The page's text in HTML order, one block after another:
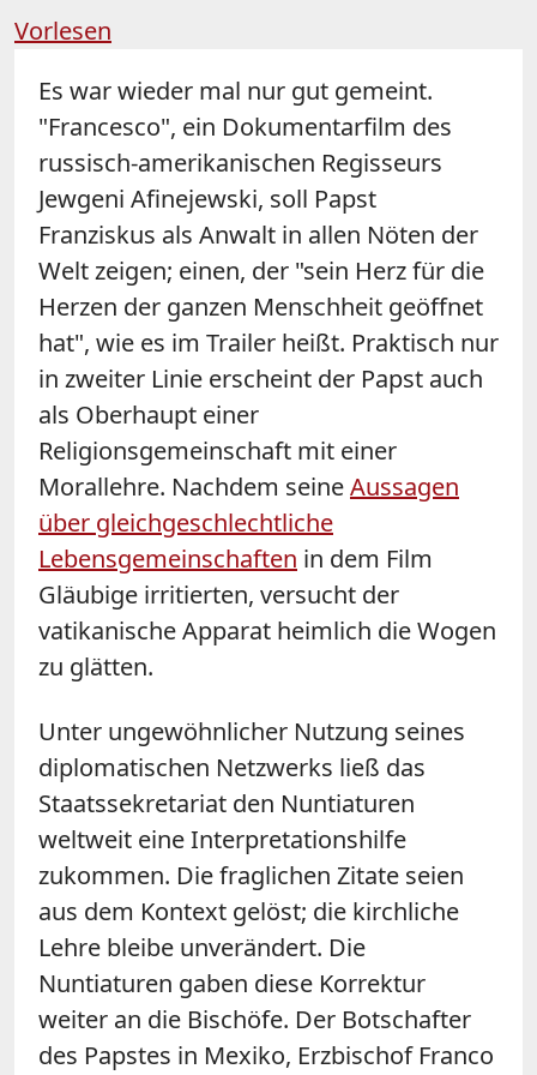
Vorlesen
Es war wieder mal nur gut gemeint.
"Francesco", ein Dokumentarfilm des
russisch-amerikanischen Regisseurs
Jewgeni Afinejewski, soll Papst
Franziskus als Anwalt in allen Nöten der
Welt zeigen; einen, der "sein Herz für die
Herzen der ganzen Menschheit geöffnet
hat", wie es im Trailer heißt. Praktisch nur
in zweiter Linie erscheint der Papst auch
als Oberhaupt einer
Religionsgemeinschaft mit einer
Morallehre. Nachdem seineAussagen
über gleichgeschlechtliche
Lebensgemeinschaften in dem Film
Gläubige irritierten, versucht der
vatikanische Apparat heimlich die Wogen
zu glätten.
Unter ungewöhnlicher Nutzung seines
diplomatischen Netzwerks ließ das
Staatssekretariat den Nuntiaturen
weltweit eine Interpretationshilfe
zukommen. Die fraglichen Zitate seien
aus dem Kontext gelöst; die kirchliche
Lehre bleibe unverändert. Die
Nuntiaturen gaben diese Korrektur
weiter an die Bischöfe. Der Botschafter
des Papstes in Mexiko, Erzbischof Franco